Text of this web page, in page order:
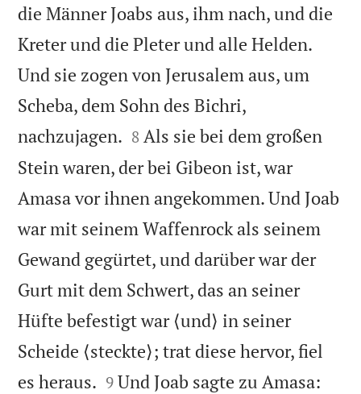
die Männer Joabs aus, ihm nach, und die
Kreter und die Pleter und alle Helden.
Und sie zogen von Jerusalem aus, um
Scheba, dem Sohn des Bichri,
nachzujagen. 

8 Als sie bei dem großen
Stein waren, der bei Gibeon ist, war
Amasa vor ihnen angekommen. Und Joab
war mit seinem Waffenrock als seinem
Gewand gegürtet, und darüber war der
Gurt mit dem Schwert, das an seiner
Hüfte befestigt war ⟨und⟩ in seiner
Scheide ⟨steckte⟩; trat diese hervor, fiel
es heraus. 

9 Und Joab sagte zu Amasa: